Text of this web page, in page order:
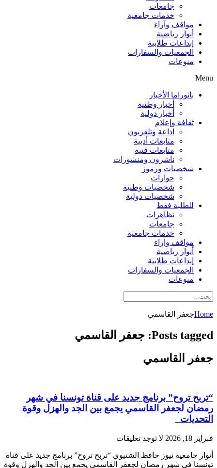
جامعات
خدمات جامعية
مواقف وآراء
أنوار رياضية
إبداعات طلابية
الجمعيات والسفارات
منوعات
Menu
بانوراما الأخبار
أخبار وطنية
أخبار دولية
ثقافة وإعلام
اذاعة وتلفزيون
متابعات أدبية
متابعات فنية
ناشرون ومنشورات
شخصيات ورموز
حوارات
شخصيات وطنية
شخصيات دولية
للطلبة فقط
تظاهرات
جامعات
خدمات جامعية
مواقف وآراء
أنوار رياضية
إبداعات طلابية
الجمعيات والسفارات
منوعات
Homeجعفر القاسمي
Posts tagged: جعفر القاسمي
جعفر القاسمي
“تربح تروح” برنامج جديد على قناة تونسنا في شهر
رمضان لجعفر القاسمي يجمع بين الجد والهزل وقوة
التحديات
فبراير 18, 2026 لا توجد تعليقات
أنوار جامعية نيوز حافظ الشتيوي “تربح تروح” برنامج جديد على قناة
تونسنا في شهر رمضان لجعفر القاسمي يجمع بين الجد والهزل وقوة